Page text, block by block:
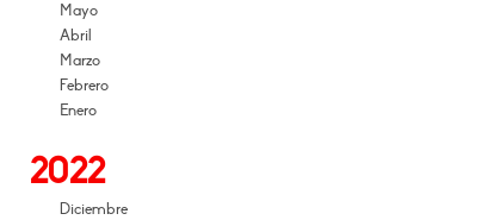
Mayo
Abril
Marzo
Febrero
Enero
2022
Diciembre